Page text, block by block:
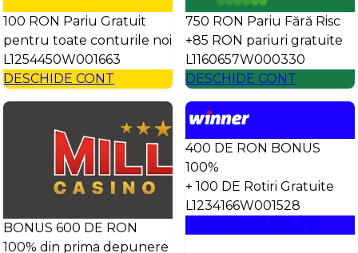
100 RON Pariu Gratuit
pentru toate conturile noi
L1254450W001663
DESCHIDE CONT
750 RON Pariu Fără Risc
+85 RON pariuri gratuite
L1160657W000330
DESCHIDE CONT
BONUS 600 DE RON
100% din prima depunere
400 DE RON BONUS
100%
+ 100 DE Rotiri Gratuite
L1234166W001528
ÎNREGISTREAZĂ-TE